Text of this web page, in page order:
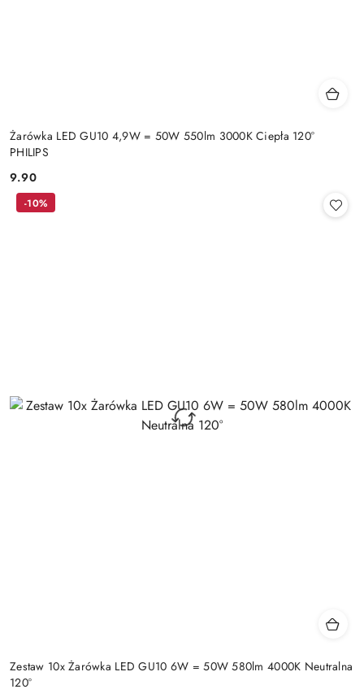
Żarówka LED GU10 4,9W = 50W 550lm 3000K Ciepła 120°
PHILIPS
Cena:
9.90
Zestaw 10x Żarówka LED GU10 6W = 50W 580lm 4000K Neutralna
120°
-10%